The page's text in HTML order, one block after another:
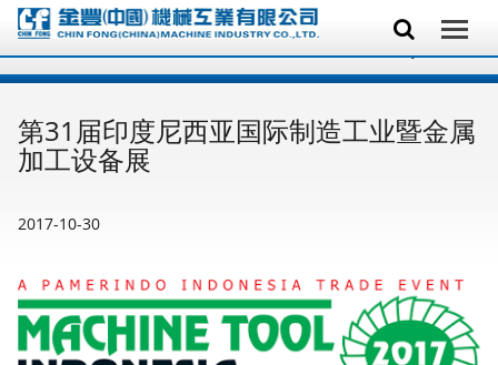
第31届印度尼西亚国际制造工业暨金属
加工设备展
2017-10-30